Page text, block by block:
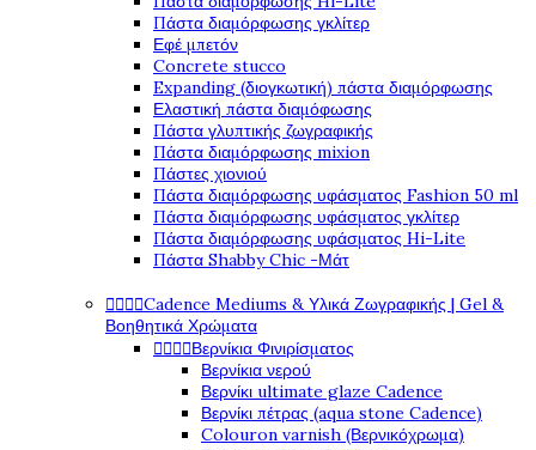
Πάστα διαμόρφωσης γκλίτερ
Εφέ μπετόν
Concrete stucco
Expanding (διογκωτική) πάστα διαμόρφωσης
Ελαστική πάστα διαμόφωσης
Πάστα γλυπτικής ζωγραφικής
Πάστα διαμόρφωσης mixion
Πάστες χιονιού
Πάστα διαμόρφωσης υφάσματος Fashion 50 ml
Πάστα διαμόρφωσης υφάσματος γκλίτερ
Πάστα διαμόρφωσης υφάσματος Hi-Lite
Πάστα Shabby Chic -Μάτ
Cadence Mediums & Υλικά Ζωγραφικής | Gel &
Βοηθητικά Χρώματα
Βερνίκια Φινιρίσματος
Βερνίκια νερού
Βερνίκι ultimate glaze Cadence
Βερνίκι πέτρας (aqua stone Cadence)
Colouron varnish (Βερνικόχρωμα)